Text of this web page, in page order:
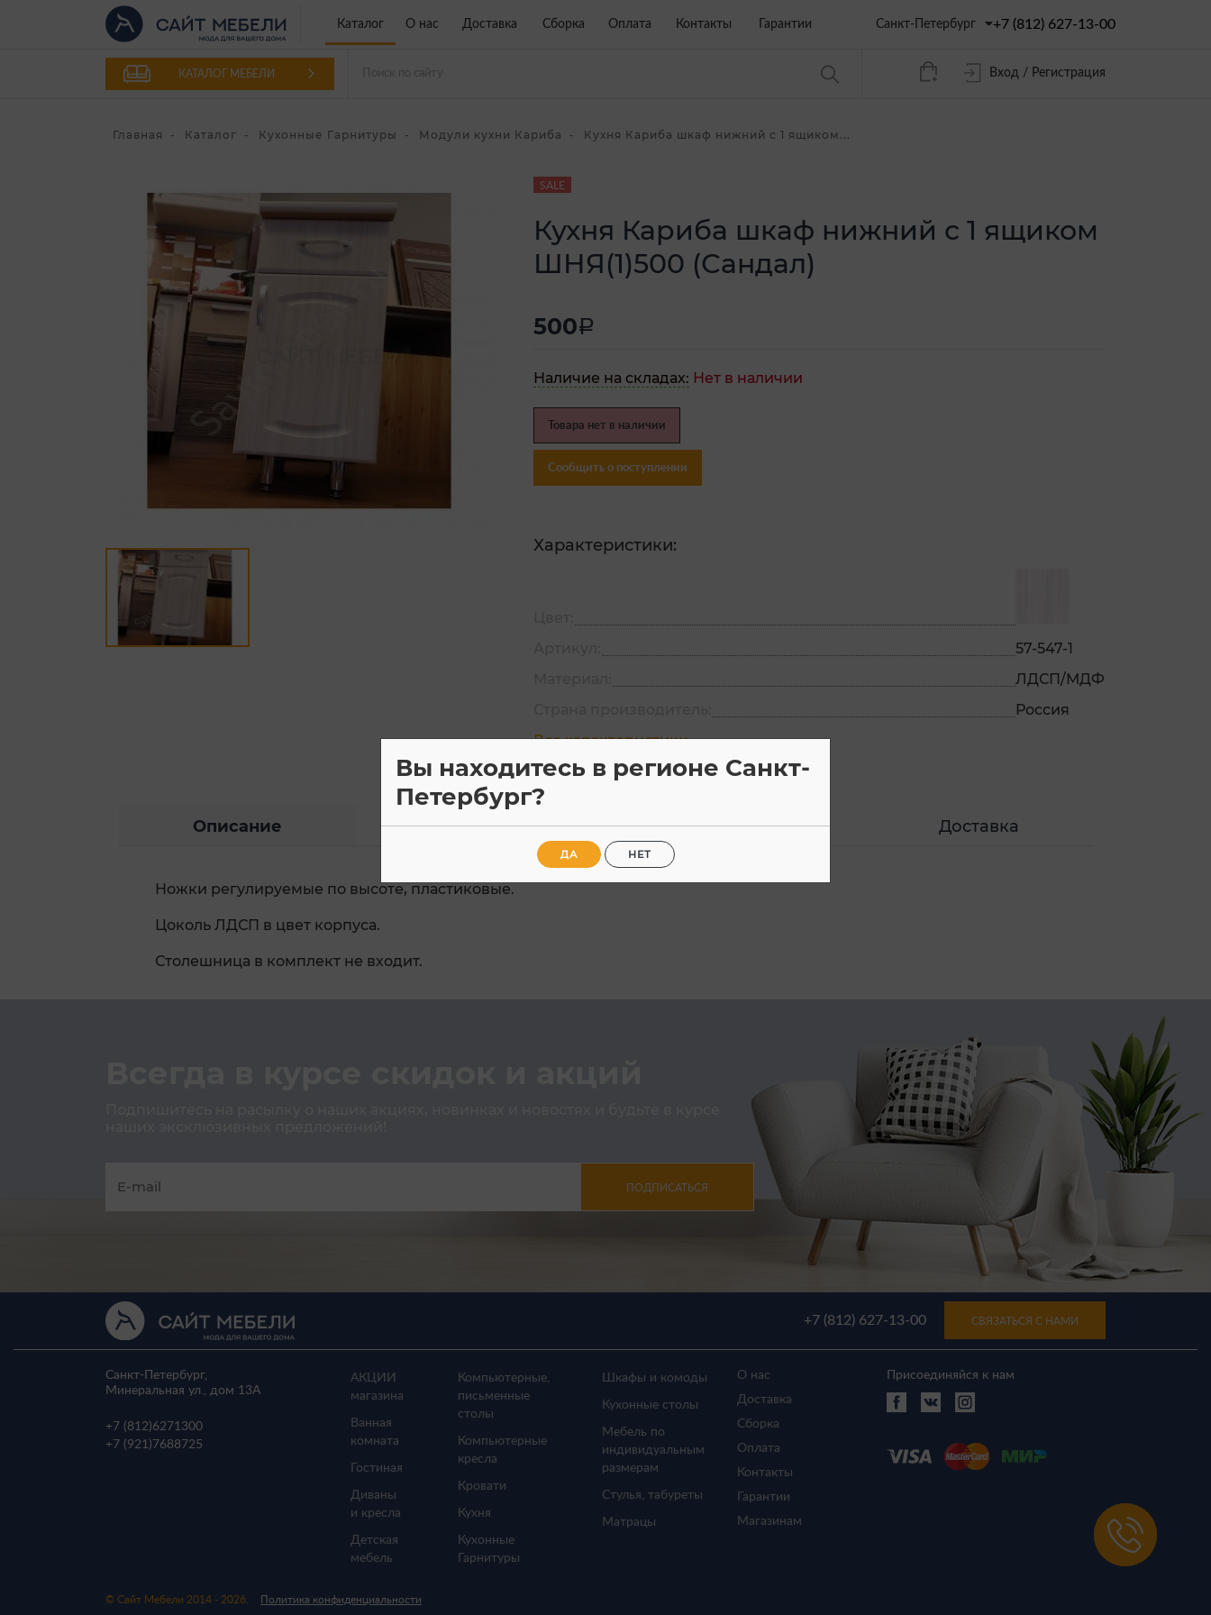
Каталог О нас Доставка Сборка Оплата Контакты Гарантии Санкт-Петербург +7 (812) 627-13-00
КАТАЛОГ МЕБЕЛИ Вход / Регистрация
Главная Каталог Кухонные Гарнитуры Модули кухни Кариба Кухня Кариба шкаф нижний с 1 ящиком...
SALE
Кухня Кариба шкаф нижний с 1 ящиком
ШНЯ(1)500 (Сандал)
500a
Наличие на складах: Нет в наличии
Товара нет в наличии
Сообщить о поступлении
Характеристики:
57-547-1
ЛДСП/МДФ
Россия
Все характеристики
Описание Характеристики Отзывы Доставка
Ножки регулируемые по высоте, пластиковые.
Цоколь ЛДСП в цвет корпуса.
Столешница в комплект не входит.
ПОДПИСАТЬСЯ
+7 (812) 627-13-00 СВЯЗАТЬСЯ С НАМИ
Санкт-Петербург,
Минеральная ул., дом 13A
+7 (812)6271300
+7 (921) 7688725
АКЦИИ
магазина
Ванная
комната
Гостиная
Диваны
и кресла
Детская
мебель
Компьютерные,
письменные
столы
Компьютерные
кресла
Кровати
Кухня
Кухонные
Гарнитуры
Шкафы и комоды
Кухонные столы
Мебель по
индивидуальным
размерам
Стулья, табуреты
Матрацы
О нас
Доставка
Сборка
Оплата
Контакты
Гарантии
Магазинам
Присоединяйся к нам
© Сайт Мебели 2014 - 2026. Политика конфиденциальности
Вы находитесь в регионе Санкт-
Петербург?
ДА НЕТ